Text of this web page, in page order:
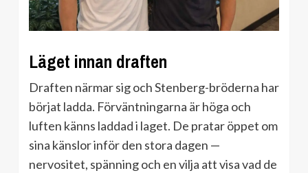
Läget innan draften
Draften närmar sig och Stenberg-bröderna har
börjat ladda. Förväntningarna är höga och
luften känns laddad i laget. De pratar öppet om
sina känslor inför den stora dagen —
nervositet, spänning och en vilja att visa vad de